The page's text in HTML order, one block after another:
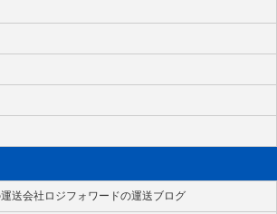
運送会社ロジフォワードの運送ブログ